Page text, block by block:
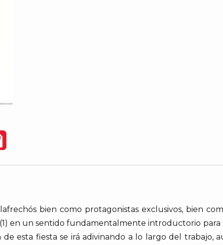
bien como protagonistas exclusivos, bien
en un sentido fundamentalmente introductorio
esta fiesta se irá adivinando a lo largo del trabajo,